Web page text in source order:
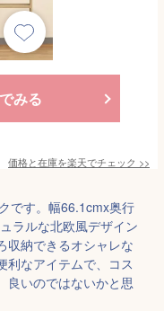
みる
価格と在庫を楽天でチェック >>
です。幅66.1cmx奥行
ラルな北欧風デザイン
収納できるオシャレな
利なアイテムで、コス
良いのではないかと思